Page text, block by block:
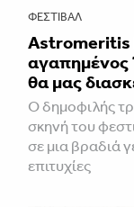
ΦΕΣΤΙΒΑΛ
Astromeritis
αγαπημένος
θα μας
Ο δημοφιλής
σκηνή του
σε μια βραδιά
επιτυχίες